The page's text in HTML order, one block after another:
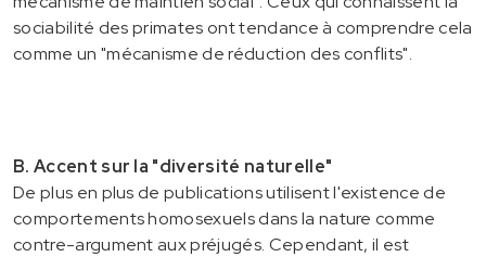
sociabilité des primates ont tendance à comprendre cela
comme un "mécanisme de réduction des conflits".
B. Accent sur la "diversité naturelle"
De plus en plus de publications utilisent l'existence de
comportements homosexuels dans la nature comme
contre-argument aux préjugés. Cependant, il est